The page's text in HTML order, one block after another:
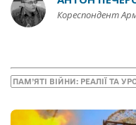
Кореспондент
ПАМ’ЯТІ ВІЙНИ: РЕАЛІЇ ТА